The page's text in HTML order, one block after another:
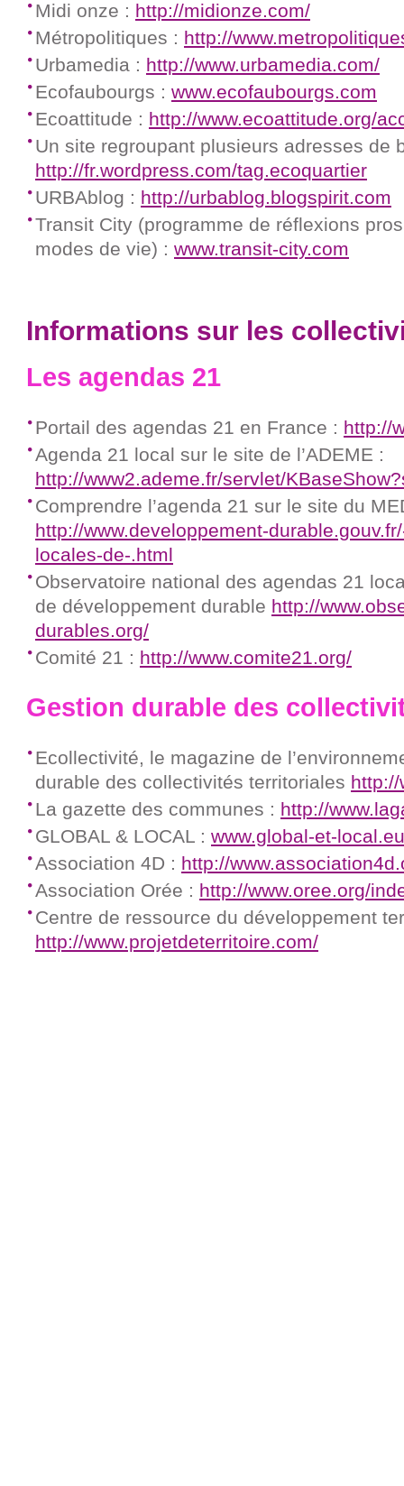
Midi onze : http://midionze.com/
Métropolitiques : http://
Urbamedia : http://www.urbamedia.com/
Ecofaubourgs : www.ecofaubourgs.com
Ecoattitude : http://www.ecoattitude.org/
Un site regroupant plusieurs adresses de
http://fr.wordpress.com/tag.ecoquartier
URBAblog : http://urbablog.blogspirit.com
Transit City (programme de réflexions
modes de vie) : www.transit-city.com
Informations sur les
Les agendas 21
Portail des agendas 21 en France : http://
Agenda 21 local sur le site de l’ADEME :
http://www2.ademe.fr/servlet/
Comprendre l’agenda 21 sur le site du
http://www.developpement-
locales-de-.html
Observatoire national des agendas 21
de développement durable http://
durables.org/
Comité 21 : http://www.comite21.org/
Gestion durable des
Ecollectivité, le magazine de
durable des collectivités territoriales
La gazette des communes : http://
GLOBAL & LOCAL : www.global-et-local.eu
Association 4D : http://
Association Orée : http://www.oree.org/
Centre de ressource du développement
http://www.projetdeterritoire.com/